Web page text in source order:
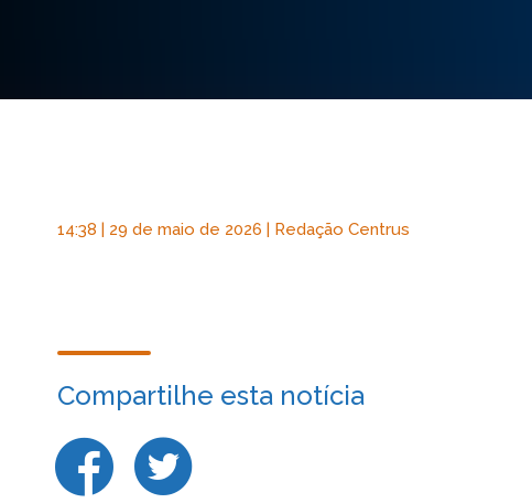
14:38 | 29 de maio de 2026 | Redação Centrus
Compartilhe esta notícia